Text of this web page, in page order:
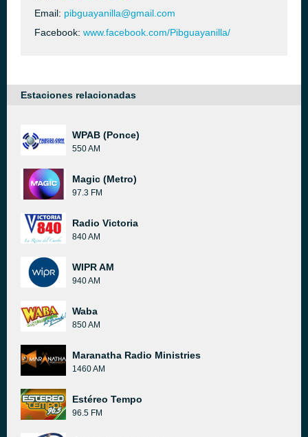
Email: pibguayanilla@gmail.com
Facebook: www.facebook.com/Pibguayanilla/
Estaciones relacionadas
WPAB (Ponce)
550 AM
Magic (Metro)
97.3 FM
Radio Victoria
840 AM
WIPR AM
940 AM
Waba
850 AM
Maranatha Radio Ministries
1460 AM
Estéreo Tempo
96.5 FM